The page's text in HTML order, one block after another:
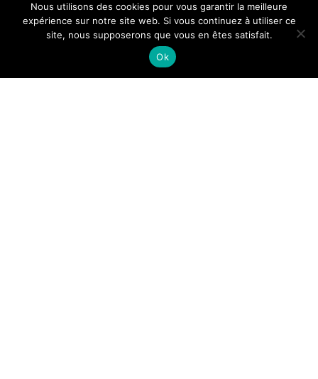
Tous droits reservés.
Nous utilisons des cookies pour vous garantir la meilleure
expérience sur notre site web. Si vous continuez à utiliser ce
site, nous supposerons que vous en êtes satisfait.
Ok